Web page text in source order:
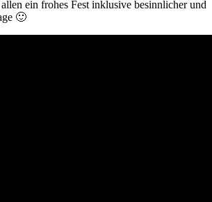
ein frohes Fest inklusive besinnlicher und
🙂